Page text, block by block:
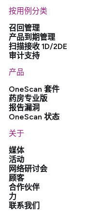
按用例分类
召回管理
产品到期管理
扫描接收 1D/2DE
审计支持
产品
OneScan 套件
药房专业版
报告漏洞
OneScan 状态
关于
媒体
活动
网络研讨会
顾客
合作伙伴
力
联系我们